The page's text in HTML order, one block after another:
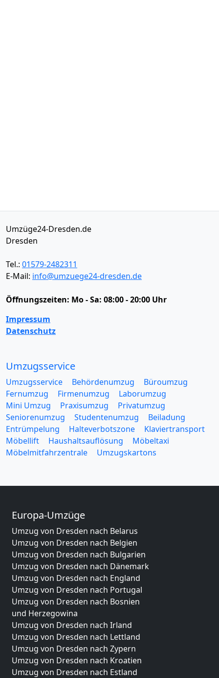
Umzüge24-Dresden.de
Dresden
Tel.: 01579-2482311
E-Mail: info@umzuege24-dresden.de
Öffnungszeiten: Mo - Sa: 08:00 - 20:00 Uhr
Impressum
Datenschutz
Umzugsservice
Umzugsservice Behördenumzug
Büroumzug
Fernumzug
Firmenumzug
Laborumzug
Mini Umzug
Praxisumzug
Privatumzug
Seniorenumzug
Studentenumzug
Beiladung
Entrümpelung
Halteverbotszone
Klaviertransport
Möbellift
Haushaltsauflösung
Möbeltaxi
Möbelmitfahrzentrale
Umzugskartons
Europa-Umzüge
Umzug von Dresden nach Belarus
Umzug von Dresden nach Belgien
Umzug von Dresden nach Bulgarien
Umzug von Dresden nach Dänemark
Umzug von Dresden nach England
Umzug von Dresden nach Portugal
Umzug von Dresden nach Bosnien
und Herzegowina
Umzug von Dresden nach Irland
Umzug von Dresden nach Lettland
Umzug von Dresden nach Zypern
Umzug von Dresden nach Kroatien
Umzug von Dresden nach Estland